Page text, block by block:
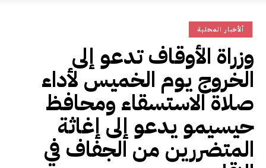
الأفريقي
ألأخبار المحلية
وزراة الأوقاف تدعو إلى
الخروج يوم الخميس لأداء
صلاة الاستسقاء ومحافظ
حيسيمو يدعو إلى إغاثة
المتضررين من الجفاف في